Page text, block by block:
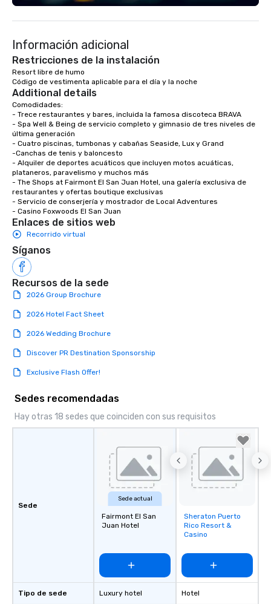
Información adicional
Restricciones de la instalación
Resort libre de humo
Código de vestimenta aplicable para el día y la noche
Additional details
Comodidades:
- Trece restaurantes y bares, incluida la famosa discoteca BRAVA
- Spa Well & Being de servicio completo y gimnasio de tres niveles de
última generación
- Cuatro piscinas, tumbonas y cabañas Seaside, Lux y Grand
-Canchas de tenis y baloncesto
- Alquiler de deportes acuáticos que incluyen motos acuáticas,
plataneros, paravelismo y muchos más
- The Shops at Fairmont El San Juan Hotel, una galería exclusiva de
restaurantes y ofertas boutique exclusivas
- Servicio de conserjería y mostrador de Local Adventures
- Casino Foxwoods El San Juan
Enlaces de sitios web
Recorrido virtual
Síganos
Recursos de la sede
2026 Group Brochure
2026 Hotel Fact Sheet
2026 Wedding Brochure
Discover PR Destination Sponsorship
Exclusive Flash Offer!
Sedes recomendadas
Hay otras 18 sedes que coinciden con sus requisitos
Sede
Tipo de sede
Sede actual
Fairmont El San
Juan Hotel
Luxury hotel
Removed from
favorites
Sheraton Puerto
Rico Resort &
Casino
Hotel